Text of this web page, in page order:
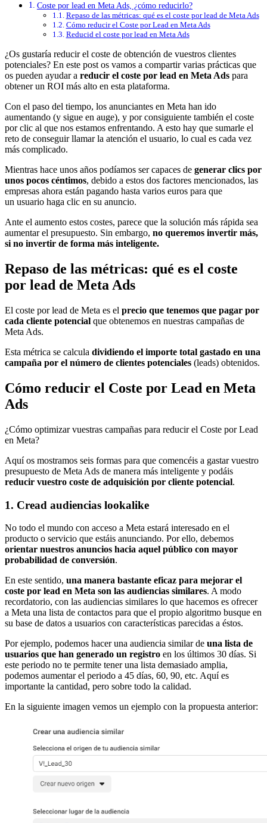
Coste por lead en Meta Ads, ¿cómo reducirlo?
Repaso de las métricas: qué es el coste por lead de Meta Ads
Cómo reducir el Coste por Lead en Meta Ads
Reducid el coste por lead en Meta Ads
¿Os gustaría reducir el coste de obtención de vuestros clientes
potenciales? En este post os vamos a compartir varias prácticas que
os pueden ayudar a reducir el coste por lead en Meta Ads para
obtener un ROI más alto en esta plataforma.
Con el paso del tiempo, los anunciantes en Meta han ido
aumentando (y sigue en auge), y por consiguiente también el coste
por clic al que nos estamos enfrentando. A esto hay que sumarle el
reto de conseguir llamar la atención el usuario, lo cual es cada vez
más complicado.
Mientras hace unos años podíamos ser capaces de generar clics por
unos pocos céntimos, debido a estos dos factores mencionados, las
empresas ahora están pagando hasta varios euros para que
un usuario haga clic en su anuncio.
Ante el aumento estos costes, parece que la solución más rápida sea
aumentar el presupuesto. Sin embargo, no queremos invertir más,
si no invertir de forma más inteligente.
Repaso de las métricas: qué es el coste
por lead de Meta Ads
El coste por lead de Meta es el precio que tenemos que pagar por
cada cliente potencial que obtenemos en nuestras campañas de
Meta Ads.
Esta métrica se calcula dividiendo el importe total gastado en una
campaña por el número de clientes potenciales (leads) obtenidos.
Cómo reducir el Coste por Lead en Meta
Ads
¿Cómo optimizar vuestras campañas para reducir el Coste por Lead
en Meta?
Aquí os mostramos seis formas para que comencéis a gastar vuestro
presupuesto de Meta Ads de manera más inteligente y podáis
reducir vuestro coste de adquisición por cliente potencial.
1. Cread audiencias lookalike
No todo el mundo con acceso a Meta estará interesado en el
producto o servicio que estáis anunciando. Por ello, debemos
orientar nuestros anuncios hacia aquel público con mayor
probabilidad de conversión.
En este sentido, una manera bastante eficaz para mejorar el
coste por lead en Meta son las audiencias similares. A modo
recordatorio, con las audiencias similares lo que hacemos es ofrecer
a Meta una lista de contactos para que el propio algoritmo busque en
su base de datos a usuarios con características parecidas a éstos.
Por ejemplo, podemos hacer una audiencia similar de una lista de
usuarios que han generado un registro en los últimos 30 días. Si
este periodo no te permite tener una lista demasiado amplia,
podemos aumentar el periodo a 45 días, 60, 90, etc. Aquí es
importante la cantidad, pero sobre todo la calidad.
En la siguiente imagen vemos un ejemplo con la propuesta anterior: